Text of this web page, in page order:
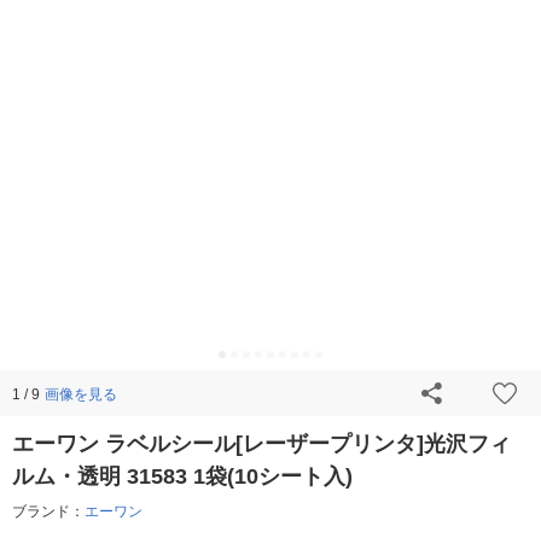
1 / 9 画像を見る
エーワン ラベルシール[レーザープリンタ]光沢フィ
ルム・透明 31583 1袋(10シート入)
ブランド： エーワン